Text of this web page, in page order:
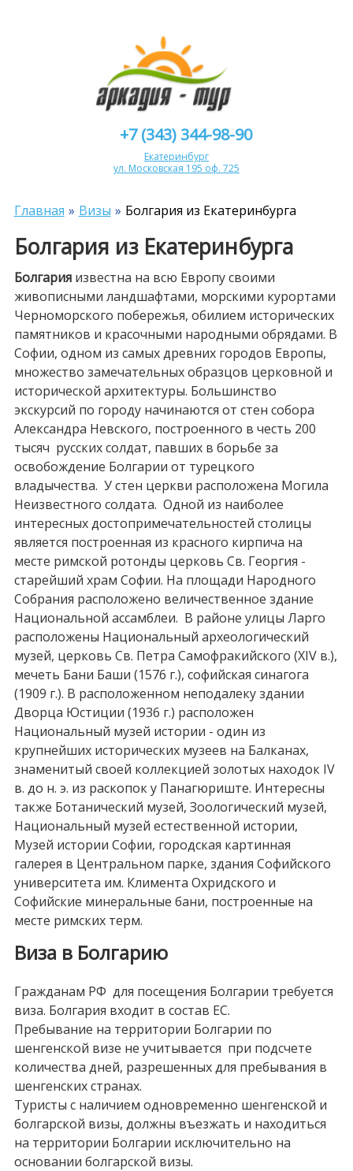
+7 (343) 344-98-90
Екатеринбург
ул. Московская 195 оф. 725
Главная Визы Болгария из Екатеринбурга
Болгария из Екатеринбурга
Болгарияизвестна на всю Европу своими
живописными ландшафтами, морскими курортами
Черноморского побережья, обилием исторических
памятников и красочными народными обрядами. В
Софии, одном из самых древних городов Европы,
множество замечательных образцов церковной и
исторической архитектуры. Большинство
экскурсий по городу начинаются от стен собора
Александра Невского, построенного в честь 200
тысяч русских солдат, павших в борьбе за
освобождение Болгарии от турецкого
владычества. У стен церкви расположена Могила
Неизвестного солдата. Одной из наиболее
интересных достопримечательностей столицы
является построенная из красного кирпича на
месте римской ротонды церковь Св. Георгия -
старейший храм Софии. На площади Народного
Собрания расположено величественное здание
Национальной ассамблеи. В районе улицы Ларго
расположены Национальный археологический
музей, церковь Св. Петра Самофракийского (XIV в.),
мечеть Бани Баши (1576 г.), софийская синагога
(1909 г.). В расположенном неподалеку здании
Дворца Юстиции (1936 г.) расположен
Национальный музей истории - один из
крупнейших исторических музеев на Балканах,
знаменитый своей коллекцией золотых находок IV
в. до н. э. из раскопок у Панагюриште. Интересны
также Ботанический музей, Зоологический музей,
Национальный музей естественной истории,
Музей истории Софии, городская картинная
галерея в Центральном парке, здания Софийского
университета им. Климента Охридского и
Софийские минеральные бани, построенные на
месте римских терм.
Виза в Болгарию
Гражданам РФ для посещения Болгарии требуется
виза. Болгария входит в состав ЕС.
Пребывание на территории Болгарии по
шенгенской визе не учитывается при подсчете
количества дней, разрешенных для пребывания в
шенгенских странах.
Туристы с наличием одновременно шенгенской и
болгарской визы, должны въезжать и находиться
на территории Болгарии исключительно на
основании болгарской визы.